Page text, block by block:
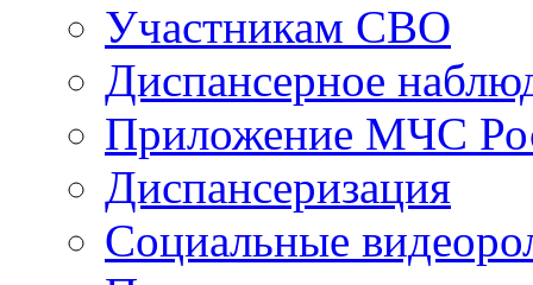
Участникам СВО
Диспансерное
Приложение МЧС
Диспансеризация
Социальные